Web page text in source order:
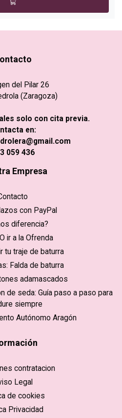
del Pilar 26
(Zaragoza)
solo con cita previa.
en:
059 436
Empresa
con PayPal
diferencia?
ir a la Ofrenda
tu traje de baturra
Falda de baturra
adamascados
de seda: Guía paso a paso para
siempre
Autónomo Aragón
contratacion
Legal
de cookies
Privacidad